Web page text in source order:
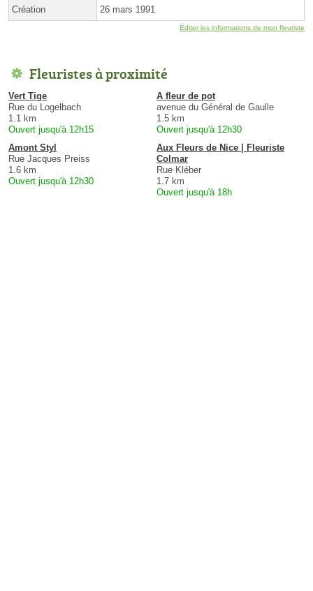
Création 26 mars 1991
Éditer les informations de mon fleuriste
Fleuristes à proximité
Vert Tige
Rue du Logelbach
1.1 km
Ouvert jusqu'à 12h15
A fleur de pot
avenue du Général de Gaulle
1.5 km
Ouvert jusqu'à 12h30
Amont Styl
Rue Jacques Preiss
1.6 km
Ouvert jusqu'à 12h30
Aux Fleurs de Nice | Fleuriste
Colmar
Rue Kléber
1.7 km
Ouvert jusqu'à 18h